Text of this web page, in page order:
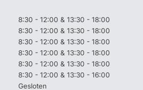
8:30 - 12:00 & 13:30 - 18:00
8:30 - 12:00 & 13:30 - 18:00
8:30 - 12:00 & 13:30 - 18:00
8:30 - 12:00 & 13:30 - 18:00
8:30 - 12:00 & 13:30 - 18:00
8:30 - 12:00 & 13:30 - 16:00
Gesloten